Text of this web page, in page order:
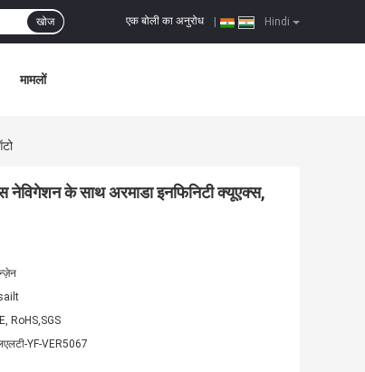
Hindi
एक बोली का अनुरोध
खोज
मामलों
नेविगेशन के साथ अरमाडा इनफिनिटी क्यूएक्स,
RoHS,SGS
YF-VER5067